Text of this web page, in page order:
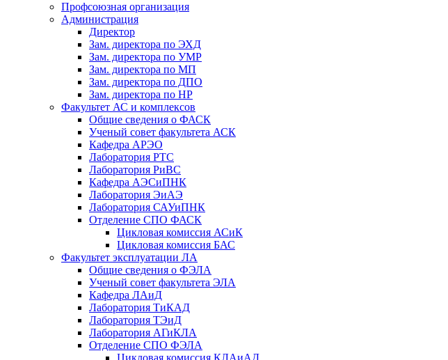
Профсоюзная организация
Администрация
Директор
Зам. директора по ЭХД
Зам. директора по УМР
Зам. директора по МП
Зам. директора по ДПО
Зам. директора по НР
Факультет АС и комплексов
Общие сведения о ФАСК
Ученый совет факультета АСК
Кафедра АРЭО
Лаборатория РТС
Лаборатория РиВС
Кафедра АЭСиПНК
Лаборатория ЭиАЭ
Лаборатория САУиПНК
Отделение СПО ФАСК
Цикловая комиссия АСиК
Цикловая комиссия БАС
Факультет эксплуатации ЛА
Общие сведения о ФЭЛА
Ученый совет факультета ЭЛА
Кафедра ЛАиД
Лаборатория ТиКАД
Лаборатория ТЭиД
Лаборатория АГиКЛА
Отделение СПО ФЭЛА
Цикловая комиссия КЛАиАД